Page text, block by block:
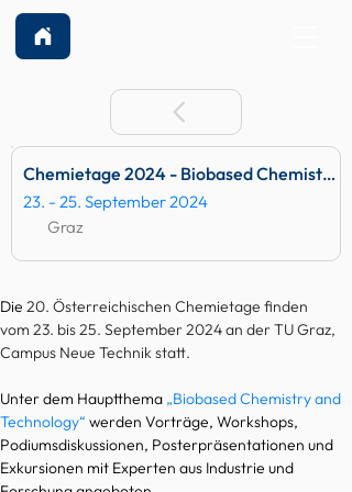
Chemietage 2024 - Biobased Chemistry & Technology
23. - 25. September 2024
Graz
Die 20. Österreichischen Chemietage finden
vom 23. bis 25. September 2024 an der TU Graz,
Campus Neue Technik statt.
Unter dem Hauptthema „Biobased Chemistry and
Technology“ werden Vorträge, Workshops,
Podiumsdiskussionen, Posterpräsentationen und
Exkursionen mit Experten aus Industrie und